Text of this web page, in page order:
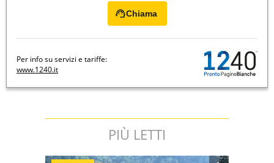
Chiama
Per info su servizi e tariffe:
www.1240.it
PIÙ LETTI